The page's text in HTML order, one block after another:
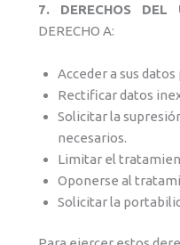
7. DERECHOS DEL
DERECHO A:
Acceder a sus
Rectificar datos
Solicitar la
necesarios.
Limitar el
Oponerse al
Solicitar la